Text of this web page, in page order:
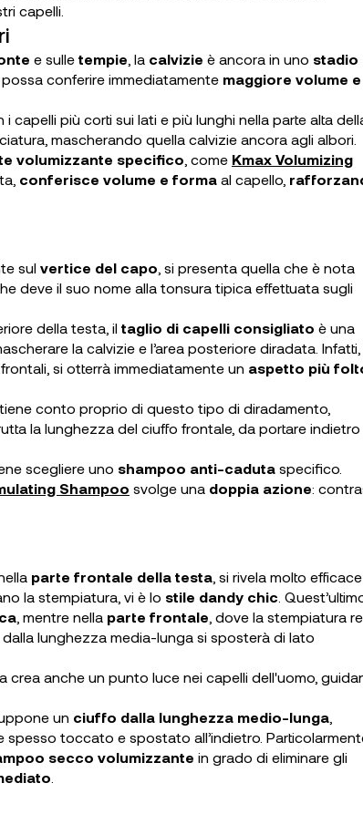
capelli.
e sulle tempie , la calvizie è ancora in uno stadio
conferire immediatamente maggiore volume e
i capelli più corti sui lati e più lunghi nella parte alta
mascherando quella calvizie ancora agli albori.
volumizzante specifico , come Kmax Volumizing
conferisce volume e forma al capello,
sul vertice del capo , si presenta quella che è nota
deve il suo nome alla tonsura tipica effettuata sugli
della testa, il taglio di capelli consigliato è una
la calvizie e l’area posteriore diradata. Infatti,
frontali, si otterrà immediatamente un aspetto più
conto proprio di questo tipo di diradamento,
la lunghezza del ciuffo frontale, da portare
scegliere uno shampoo anti-caduta specifico.
Shampoo svolge una doppia azione:
parte frontale della testa , si rivela molto efficace
la stempiatura, vi è lo stile dandy chic .
, mentre nella parte frontale , dove la stempiatura
dalla lunghezza media-lunga si sposterà di lato
crea anche un punto luce nei capelli dell'uomo,
un ciuffo dalla lunghezza medio-lunga
spesso toccato e spostato all’indietro.
secco volumizzante in grado di eliminare gli